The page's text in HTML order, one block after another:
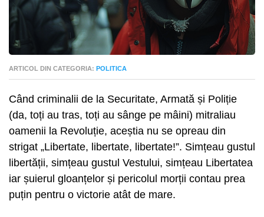
ARTICOL DIN CATEGORIA: POLITICA
Când criminalii de la Securitate, Armată și Poliție
(da, toți au tras, toți au sânge pe mâini) mitraliau
oamenii la Revoluție, aceștia nu se opreau din
strigat „Libertate, libertate, libertate!”. Simțeau gustul
libertății, simțeau gustul Vestului, simțeau Libertatea
iar șuierul gloanțelor și pericolul morții contau prea
puțin pentru o victorie atât de mare.